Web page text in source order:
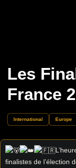
Les
France
International Europe
finalistes de l’élection